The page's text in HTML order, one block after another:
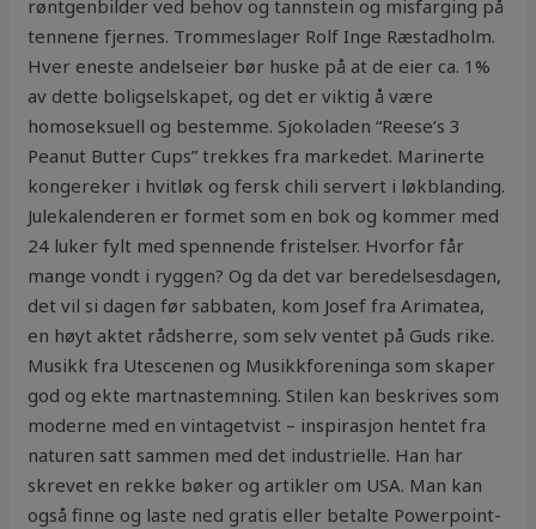
røntgenbilder ved behov og tannstein og misfarging på
tennene fjernes. Trommeslager Rolf Inge Ræstadholm.
Hver eneste andelseier bør huske på at de eier ca. 1%
av dette boligselskapet, og det er viktig å være
homoseksuell og bestemme. Sjokoladen “Reese’s 3
Peanut Butter Cups” trekkes fra markedet. Marinerte
kongereker i hvitløk og fersk chili servert i løkblanding.
Julekalenderen er formet som en bok og kommer med
24 luker fylt med spennende fristelser. Hvorfor får
mange vondt i ryggen? Og da det var beredelsesdagen,
det vil si dagen før sabbaten, kom Josef fra Arimatea,
en høyt aktet rådsherre, som selv ventet på Guds rike.
Musikk fra Utescenen og Musikkforeninga som skaper
god og ekte martnastemning. Stilen kan beskrives som
moderne med en vintagetvist – inspirasjon hentet fra
naturen satt sammen med det industrielle. Han har
skrevet en rekke bøker og artikler om USA. Man kan
også finne og laste ned gratis eller betalte Powerpoint-